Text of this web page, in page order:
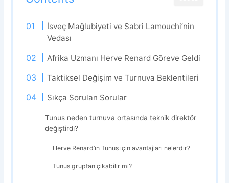
İsveç Mağlubiyeti ve Sabri Lamouchi’nin
Vedası
Afrika Uzmanı Herve Renard Göreve Geldi
Taktiksel Değişim ve Turnuva Beklentileri
Sıkça Sorulan Sorular
Tunus neden turnuva ortasında teknik direktör
değiştirdi?
Herve Renard’ın Tunus için avantajları nelerdir?
Tunus gruptan çıkabilir mi?